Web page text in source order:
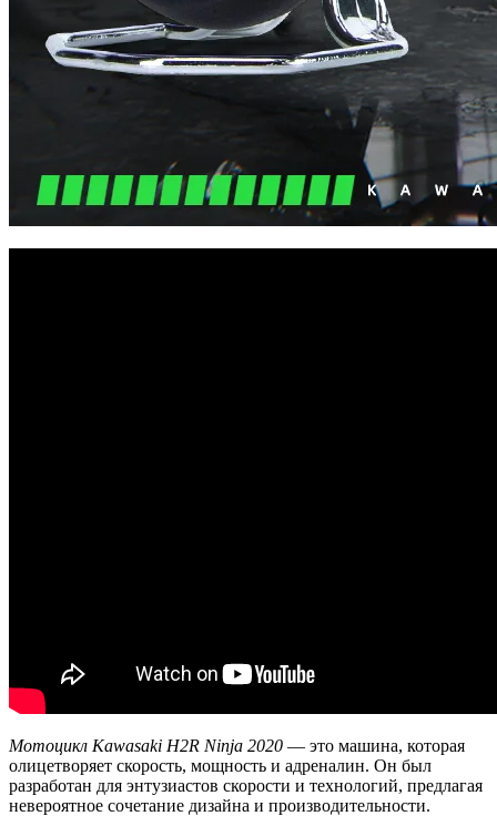
Мотоцикл Kawasaki H2R Ninja 2020 — это машина, которая
олицетворяет скорость, мощность и адреналин. Он был
разработан для энтузиастов скорости и технологий, предлагая
невероятное сочетание дизайна и производительности.